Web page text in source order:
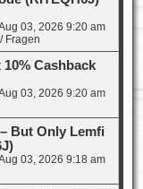
03, 2026 9:20 am
Fragen
Cashback
03, 2026 9:20 am
But Only Lemfi
03, 2026 9:18 am